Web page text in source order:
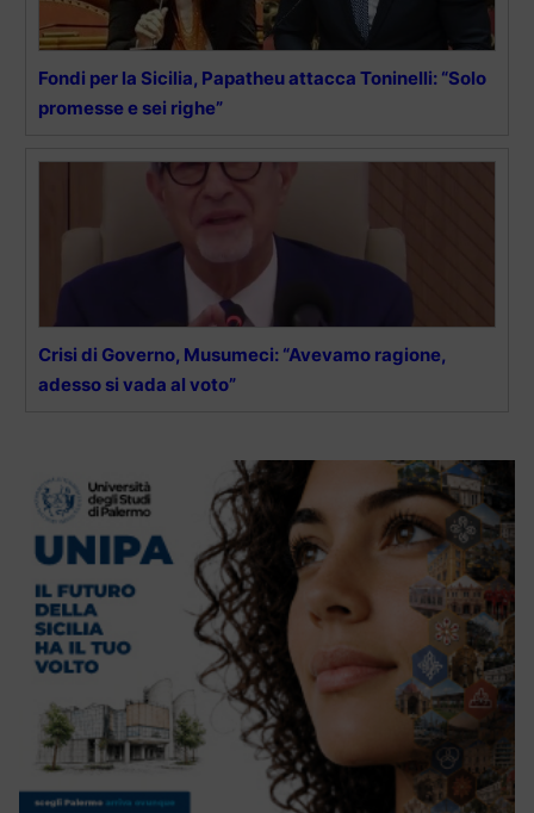
Fondi per la Sicilia, Papatheu attacca Toninelli: “Solo
promesse e sei righe”
Crisi di Governo, Musumeci: “Avevamo ragione,
adesso si vada al voto”